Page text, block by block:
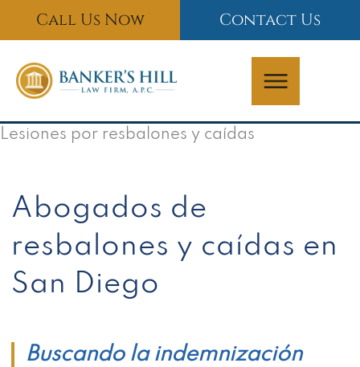
Call Us Now Contact Us
Lesiones por resbalones y caídas
Abogados de
resbalones y caídas en
San Diego
Buscando la indemnización